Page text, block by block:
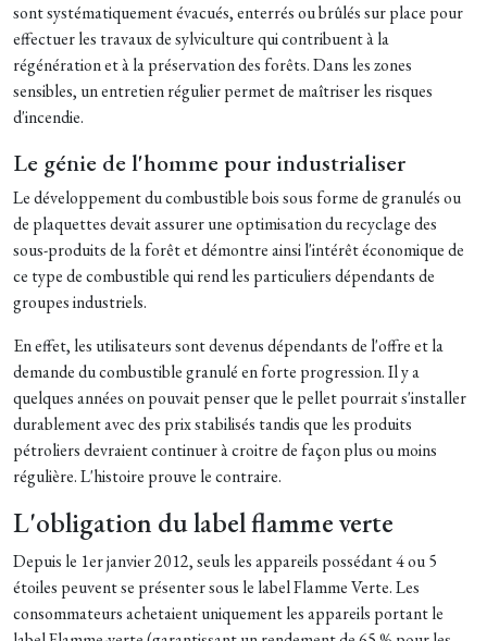
sont systématiquement évacués, enterrés ou brûlés sur place pour
effectuer les travaux de sylviculture qui contribuent à la
régénération et à la préservation des forêts. Dans les zones
sensibles, un entretien régulier permet de maîtriser les risques
d'incendie.
Le génie de l'homme pour industrialiser
Le développement du combustible bois sous forme de granulés ou
de plaquettes devait assurer une optimisation du recyclage des
sous-produits de la forêt et démontre ainsi l'intérêt économique de
ce type de combustible qui rend les particuliers dépendants de
groupes industriels.
En effet, les utilisateurs sont devenus dépendants de l'offre et la
demande du combustible granulé en forte progression. Il y a
quelques années on pouvait penser que le pellet pourrait s'installer
durablement avec des prix stabilisés tandis que les produits
pétroliers devraient continuer à croitre de façon plus ou moins
régulière. L'histoire prouve le contraire.
L'obligation du label flamme verte
Depuis le 1er janvier 2012, seuls les appareils possédant 4 ou 5
étoiles peuvent se présenter sous le label Flamme Verte. Les
consommateurs achetaient uniquement les appareils portant le